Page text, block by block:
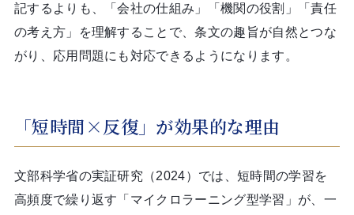
記するよりも、「会社の仕組み」「機関の役割」「責任
の考え方」を理解することで、条文の趣旨が自然とつな
がり、応用問題にも対応できるようになります。
「短時間×反復」が効果的な理由
文部科学省の実証研究（2024）では、短時間の学習を
高頻度で繰り返す「マイクロラーニング型学習」が、一